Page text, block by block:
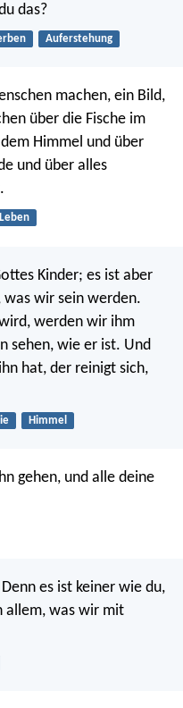
das?
Auferstehung
machen, ein Bild,
über die Fische im
Himmel und über
und über alles
Leben
Kinder; es ist aber
wir sein werden.
werden wir ihm
sehen, wie er ist. Und
hat, der reinigt sich,
Himmel
gehen, und alle deine
es ist keiner wie du,
allem, was wir mit